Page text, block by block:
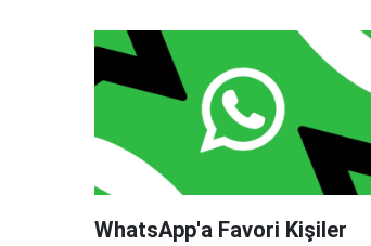
WhatsApp'a Favori Kişiler